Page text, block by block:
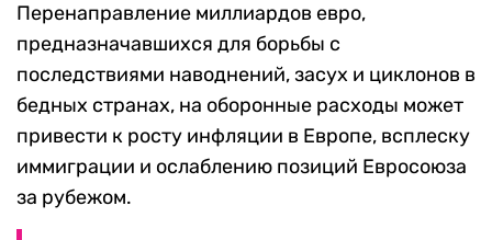
Перенаправление миллиардов евро,
предназначавшихся для борьбы с
последствиями наводнений, засух и циклонов в
бедных странах, на оборонные расходы может
привести к росту инфляции в Европе, всплеску
иммиграции и ослаблению позиций Евросоюза
за рубежом.